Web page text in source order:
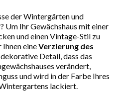
der Wintergärten und
Um Ihr Gewächshaus mit einer
und einen Vintage-Stil zu
eineVerzierung des
dekorative Detail, dass das
verändert,
und wird in der Farbe Ihres
lackiert.